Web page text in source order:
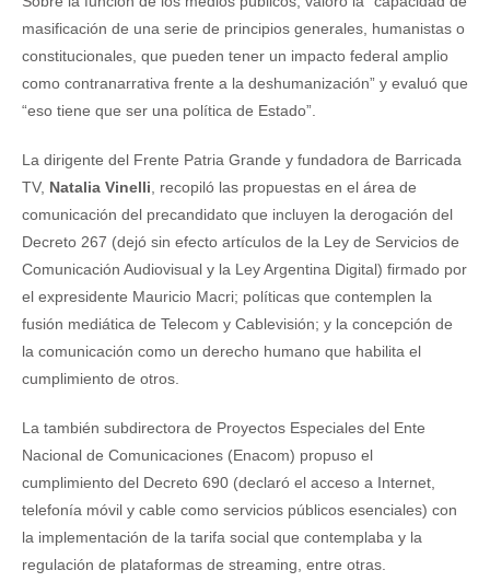
masificación de una serie de principios generales, humanistas o
constitucionales, que pueden tener un impacto federal amplio
como contranarrativa frente a la deshumanización” y evaluó que
“eso tiene que ser una política de Estado”.
La dirigente del Frente Patria Grande y fundadora de Barricada
TV, Natalia Vinelli , recopiló las propuestas en el área de
comunicación del precandidato que incluyen la derogación del
Decreto 267 (dejó sin efecto artículos de la Ley de Servicios de
Comunicación Audiovisual y la Ley Argentina Digital) firmado por
el expresidente Mauricio Macri; políticas que contemplen la
fusión mediática de Telecom y Cablevisión; y la concepción de
la comunicación como un derecho humano que habilita el
cumplimiento de otros.
La también subdirectora de Proyectos Especiales del Ente
Nacional de Comunicaciones (Enacom) propuso el
cumplimiento del Decreto 690 (declaró el acceso a Internet,
telefonía móvil y cable como servicios públicos esenciales) con
la implementación de la tarifa social que contemplaba y la
regulación de plataformas de streaming, entre otras.